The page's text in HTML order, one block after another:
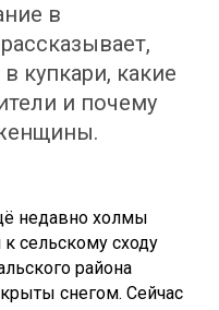
в
купкари, какие
и почему
недавно холмы
сельскому сходу
района
снегом. Сейчас